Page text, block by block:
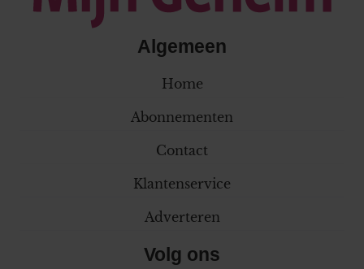
Algemeen
Home
Abonnementen
Contact
Klantenservice
Adverteren
Volg ons